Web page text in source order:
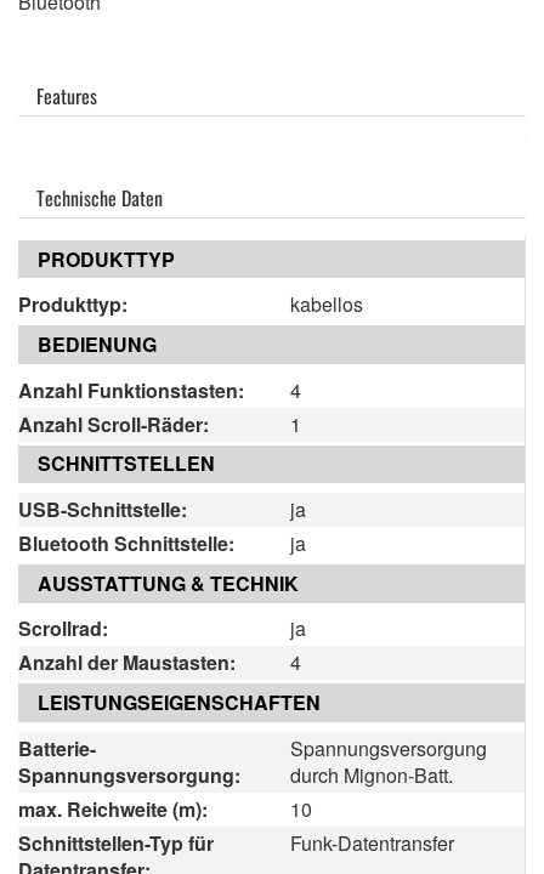
Features
Technische Daten
PRODUKTTYP
Produkttyp:
kabellos
BEDIENUNG
Anzahl Funktionstasten:
4
Anzahl Scroll-Räder:
1
SCHNITTSTELLEN
USB-Schnittstelle:
ja
Bluetooth Schnittstelle:
ja
AUSSTATTUNG & TECHNIK
Scrollrad:
ja
Anzahl der Maustasten:
4
LEISTUNGSEIGENSCHAFTEN
Batterie-
Spannungsversorgung:
Spannungsversorgung
durch Mignon-Batt.
max. Reichweite (m):
10
Schnittstellen-Typ für
Funk-Datentransfer